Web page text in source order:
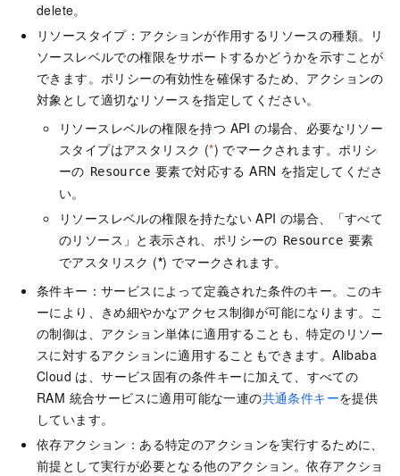
delete。
リソースタイプ：アクションが作用するリソースの種類。リ
ソースレベルでの権限をサポートするかどうかを示すことが
できます。ポリシーの有効性を確保するため、アクションの
対象として適切なリソースを指定してください。
リソースレベルの権限を持つ API の場合、必要なリソー
スタイプはアスタリスク (*) でマークされます。ポリシ
ーの Resource 要素で対応する ARN を指定してくださ
い。
リソースレベルの権限を持たない API の場合、「すべて
のリソース」と表示され、ポリシーの Resource 要素
でアスタリスク (*) でマークされます。
条件キー：サービスによって定義された条件のキー。このキ
ーにより、きめ細やかなアクセス制御が可能になります。こ
の制御は、アクション単体に適用することも、特定のリソー
スに対するアクションに適用することもできます。Alibaba
Cloud は、サービス固有の条件キーに加えて、すべての
RAM 統合サービスに適用可能な一連の共通条件キーを提供
しています。
依存アクション：ある特定のアクションを実行するために、
前提として実行が必要となる他のアクション。依存アクショ